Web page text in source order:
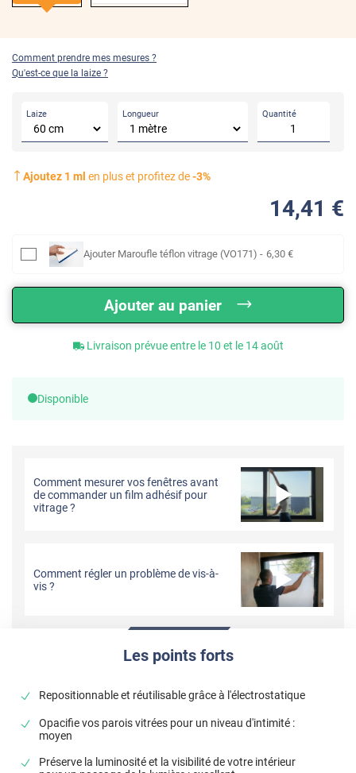
Comment prendre mes mesures ?
Qu'est-ce que la laize ?
Laize Longueur Quantité
Ajoutez 1 ml en plus et profitez de-3%
14,41 €
Ajouter Maroufle téflon vitrage (VO171) - 6,30 €
Ajouter au panier
Livraison prévue entre le 10 et le 14 août
Disponible
Comment mesurer vos fenêtres avant
de commander un film adhésif pour
vitrage ?
Comment régler un problème de vis-à-
vis ?
Les points forts
Repositionnable et réutilisable grâce à l'électrostatique
Opacifie vos parois vitrées pour un niveau d'intimité :
moyen
Préserve la luminosité et la visibilité de votre intérieur